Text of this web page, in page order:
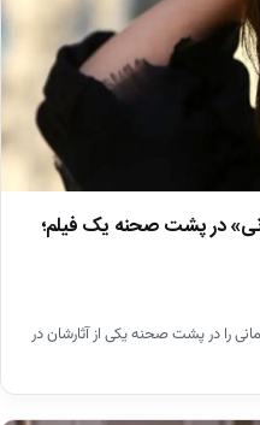
در پشت صحنه یک فیلم؛
را در پشت صحنه یکی از آثارشان در